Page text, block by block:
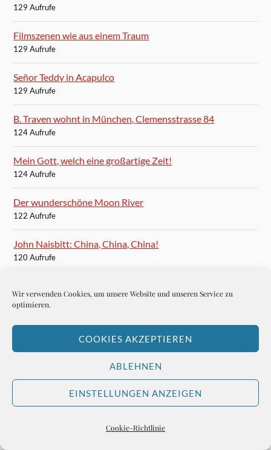
Wir verwenden Cookies, um unsere Website und unseren Service zu
optimieren.
COOKIES AKZEPTIEREN
ABLEHNEN
EINSTELLUNGEN ANZEIGEN
Cookie-Richtlinie
129 Aufrufe
Filmszenen wie aus einem Traum
129 Aufrufe
Señor Teddy in Acapulco
129 Aufrufe
B. Traven wohnt in München, Clemensstrasse 84
124 Aufrufe
Mein Gott, welch eine großartige Zeit!
124 Aufrufe
Der wunderschöne Moon River
122 Aufrufe
John Naisbitt: China, China, China!
120 Aufrufe
117 Aufrufe
Helmut Weyhs verrücktes, phantastisches und anregendes
116 Aufrufe
Don Alfredo, der deutsche Diktator
Dem Professor Alzheimer seine Gasse